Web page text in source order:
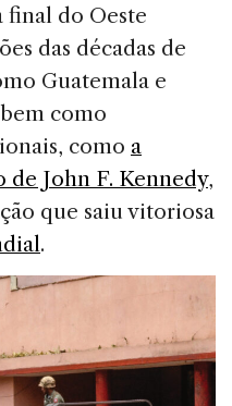
final do Oeste
das décadas de
Guatemala e
como
como a
de John F. Kennedy,
que saiu vitoriosa
.